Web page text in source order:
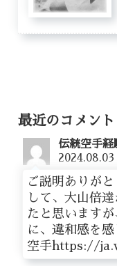
最近のコメント
伝統空手経
2024.08.03
ご説明ありが
して、大山倍
たと思います
に、違和感を
空手https://